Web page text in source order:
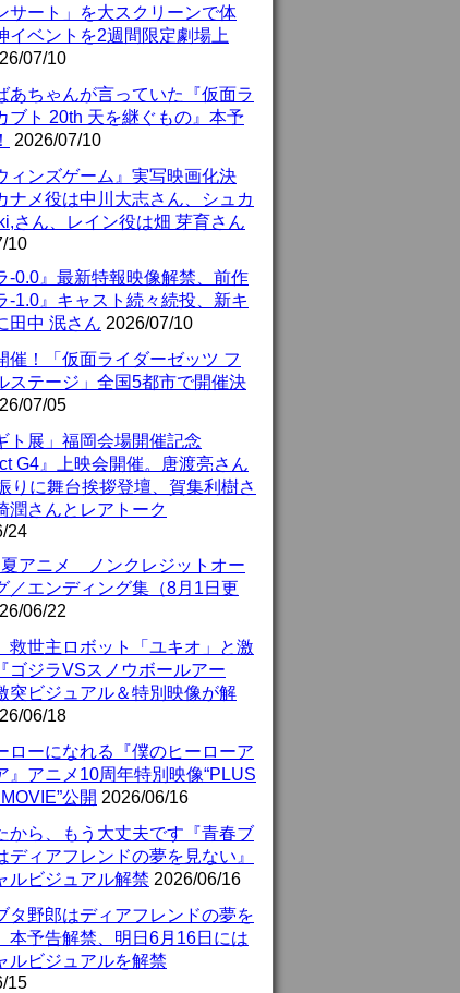
サート」を大スクリーンで体
ベントを2週間限定劇場上
07/10
あちゃんが言っていた『仮面ラ
ブト 20th 天を継ぐもの』本予
2026/07/10
ィンズゲーム』実写映画化決
メ役は中川大志さん、シュカ
さん、レイン役は畑 芽育さん
10
-0.0』最新特報映像解禁、前作
-1.0』キャスト続々続投、新キ
田中 泯さん 2026/07/10
催！「仮面ライダーゼッツ フ
ステージ」全国5都市で開催決
07/05
ト展」福岡会場開催記念
G4』上映会開催。唐渡亮さん
りに舞台挨拶登壇、賀集利樹さ
潤さんとレアトーク
24
夏アニメ ノンクレジットオー
／エンディング集（8月1日更
06/22
救世主ロボット「ユキオ」と激
ジラVSスノウボールアー
突ビジュアル＆特別映像が解
06/18
ローになれる『僕のヒーローア
』アニメ10周年特別映像“PLUS
公開 2026/06/16
から、もう大丈夫です『青春ブ
ディアフレンドの夢を見ない』
ルビジュアル解禁 2026/06/16
タ野郎はディアフレンドの夢を
本予告解禁、明日6月16日には
ルビジュアルを解禁
15